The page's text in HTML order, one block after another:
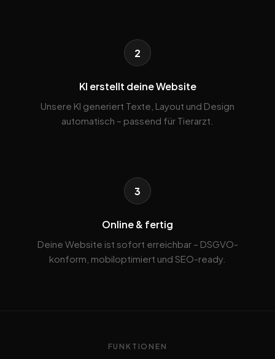
2
KI erstellt deine Website
Unsere KI generiert Texte, Layout und Design
automatisch – passend für Tierarzt.
3
Online & fertig
Deine Website ist sofort erreichbar – DSGVO-
konform, mobiloptimiert und SEO-ready.
FUNKTIONEN